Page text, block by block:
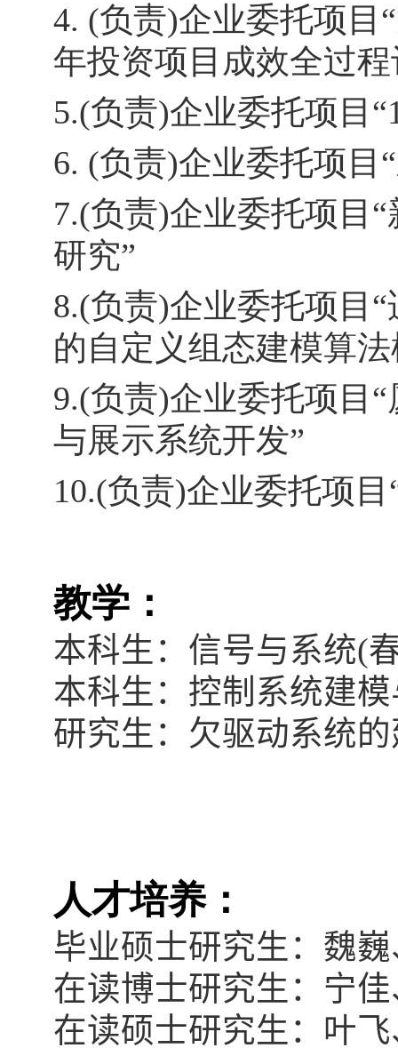
4. (负责)企业委托项目
年投资项目成效全过程
5.(负责)企业委托项目
6. (负责)企业委托项目
7.(负责)企业委托项目
研究”
8.(负责)企业委托项目
的自定义组态建模算
9.(负责)企业委托项目
与展示系统开发”
10.(负责)企业委托项
教学：
本科生：信号与系统(
本科生：控制系统建
研究生：欠驱动系统
人才培养：
毕业硕士研究生：魏
在读博士研究生：宁
在读硕士研究生：叶